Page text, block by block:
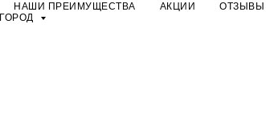
НАШИ ПРЕИМУЩЕСТВА АКЦИИ ОТЗЫВЫ
ГОРОД